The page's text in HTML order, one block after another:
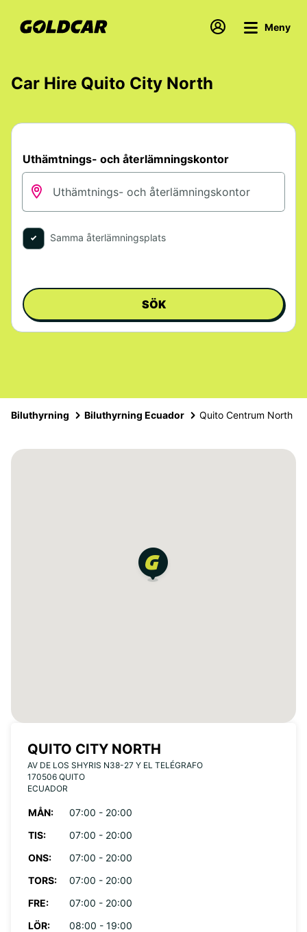
Meny
Car Hire Quito City North
Uthämtnings- och återlämningskontor
Samma återlämningsplats
SÖK
Biluthyrning Biluthyrning Ecuador Quito Centrum North
QUITO CITY NORTH
AV DE LOS SHYRIS N38-27 Y EL TELÉGRAFO
170506 QUITO
ECUADOR
MÅN:
07:00 - 20:00
TIS:
07:00 - 20:00
ONS:
07:00 - 20:00
TORS:
07:00 - 20:00
FRE:
07:00 - 20:00
LÖR:
08:00 - 19:00